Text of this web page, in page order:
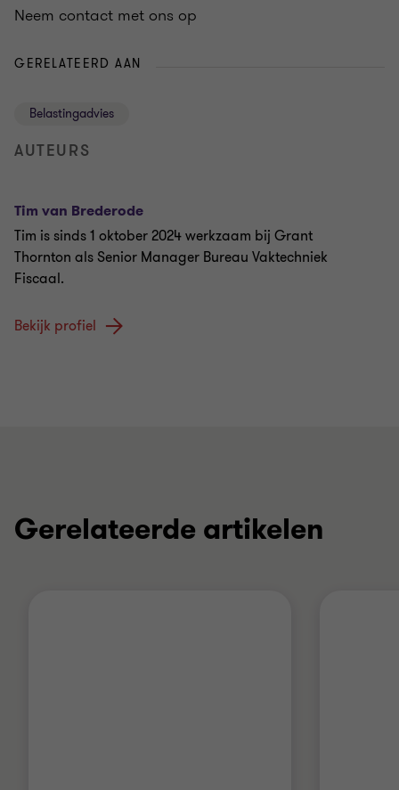
Neem contact met ons op
GERELATEERD AAN
Belastingadvies
AUTEURS
Tim van Brederode
Tim is sinds 1 oktober 2024 werkzaam bij Grant
Thornton als Senior Manager Bureau Vaktechniek
Fiscaal.
Bekijk profiel
Gerelateerde artikelen